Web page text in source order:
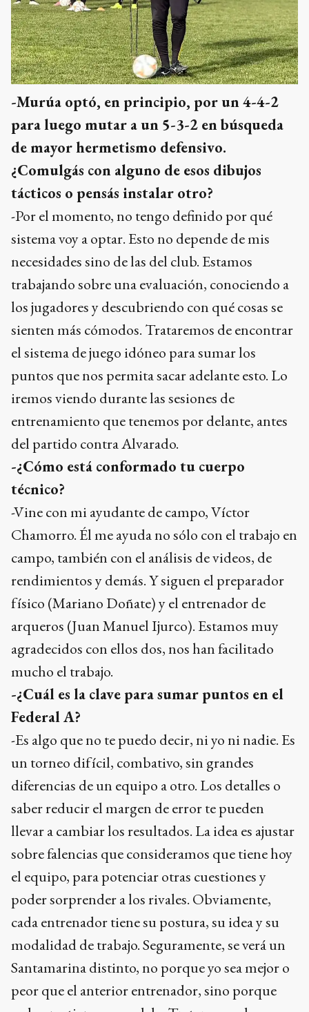
-Murúa optó, en principio, por un 4-4-2
para luego mutar a un 5-3-2 en búsqueda
de mayor hermetismo defensivo.
¿Comulgás con alguno de esos dibujos
tácticos o pensás instalar otro?
-Por el momento, no tengo definido por qué
sistema voy a optar. Esto no depende de mis
necesidades sino de las del club. Estamos
trabajando sobre una evaluación, conociendo a
los jugadores y descubriendo con qué cosas se
sienten más cómodos. Trataremos de encontrar
el sistema de juego idóneo para sumar los
puntos que nos permita sacar adelante esto. Lo
iremos viendo durante las sesiones de
entrenamiento que tenemos por delante, antes
del partido contra Alvarado.
-¿Cómo está conformado tu cuerpo
técnico?
-Vine con mi ayudante de campo, Víctor
Chamorro. Él me ayuda no sólo con el trabajo en
campo, también con el análisis de videos, de
rendimientos y demás. Y siguen el preparador
físico (Mariano Doñate) y el entrenador de
arqueros (Juan Manuel Ijurco). Estamos muy
agradecidos con ellos dos, nos han facilitado
mucho el trabajo.
-¿Cuál es la clave para sumar puntos en el
Federal A?
-Es algo que no te puedo decir, ni yo ni nadie. Es
un torneo difícil, combativo, sin grandes
diferencias de un equipo a otro. Los detalles o
saber reducir el margen de error te pueden
llevar a cambiar los resultados. La idea es ajustar
sobre falencias que consideramos que tiene hoy
el equipo, para potenciar otras cuestiones y
poder sorprender a los rivales. Obviamente,
cada entrenador tiene su postura, su idea y su
modalidad de trabajo. Seguramente, se verá un
Santamarina distinto, no porque yo sea mejor o
peor que el anterior entrenador, sino porque